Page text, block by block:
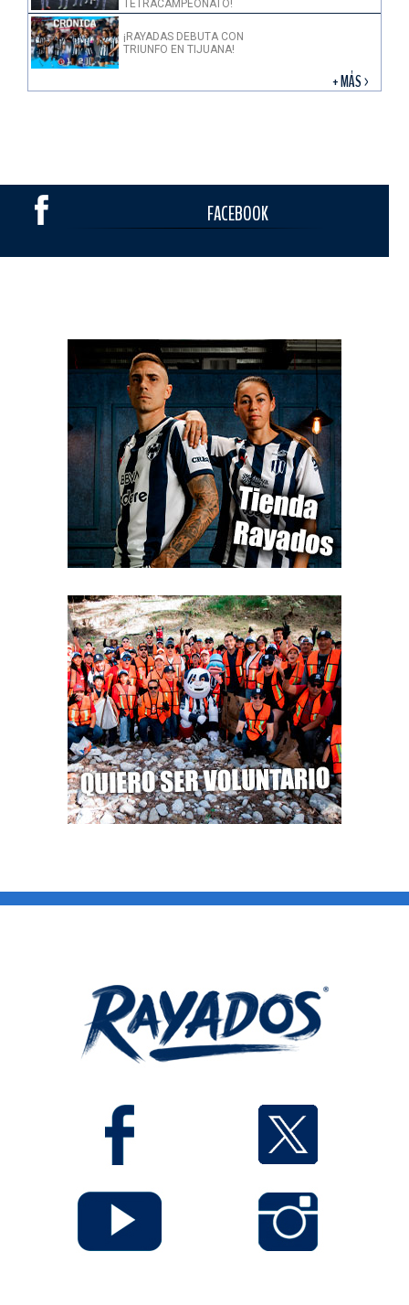
TETRACAMPEONATO!
¡RAYADAS DEBUTA CON
TRIUNFO EN TIJUANA!
+ MÁS >
FACEBOOK